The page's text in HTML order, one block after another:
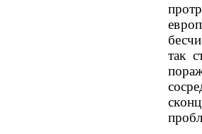
так